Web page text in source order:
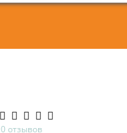
0 отзывов